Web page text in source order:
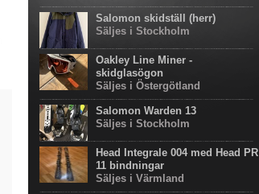
Salomon skidställ (herr)
Säljes i Stockholm
Oakley Line Miner -
skidglasögon
Säljes i Östergötland
Salomon Warden 13
Säljes i Stockholm
Head Integrale 004 med Head PR
11 bindningar
Säljes i Värmland